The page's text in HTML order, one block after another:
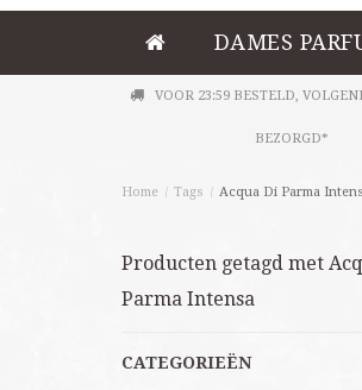
DAMES
VOOR 23:59 BESTELD,
BEZORGD*
Home / Tags / Acqua Di Parma
Producten getagd met
Parma Intensa
CATEGORIEËN